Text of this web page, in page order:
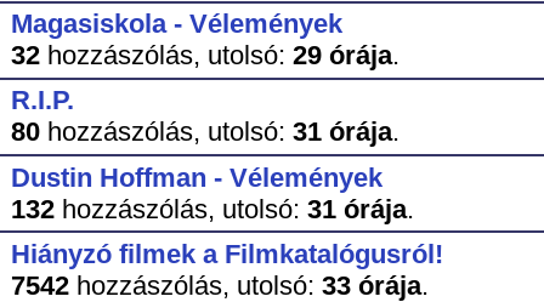
Magasiskola - Vélemények
32hozzászólás, utolsó: 29 órája.
R.I.P.
80hozzászólás, utolsó: 31 órája.
Dustin Hoffman - Vélemények
132hozzászólás, utolsó: 31 órája.
Hiányzó filmek a Filmkatalógusról!
7542hozzászólás, utolsó: 33 órája.